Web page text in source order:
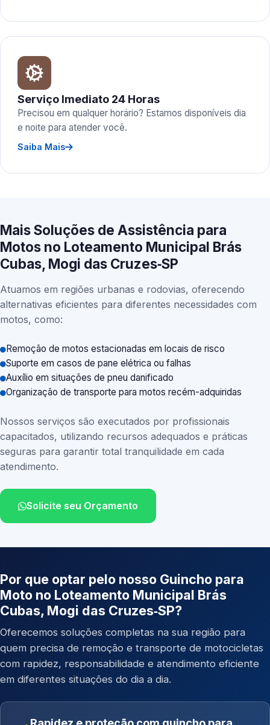
Serviço Imediato 24 Horas
Precisou em qualquer horário? Estamos disponíveis dia
e noite para atender você.
Saiba Mais
Mais Soluções de Assistência para
Motos no Loteamento Municipal Brás
Cubas, Mogi das Cruzes‑SP
Atuamos em regiões urbanas e rodovias, oferecendo
alternativas eficientes para diferentes necessidades com
motos, como:
Remoção de motos estacionadas em locais de risco
Suporte em casos de pane elétrica ou falhas
Auxílio em situações de pneu danificado
Organização de transporte para motos recém-adquiridas
Nossos serviços são executados por profissionais
capacitados, utilizando recursos adequados e práticas
seguras para garantir total tranquilidade em cada
atendimento.
Solicite seu Orçamento
Por que optar pelo nosso Guincho para
Moto no Loteamento Municipal Brás
Cubas, Mogi das Cruzes‑SP?
Oferecemos soluções completas na sua região para
quem precisa de remoção e transporte de motocicletas
com rapidez, responsabilidade e atendimento eficiente
em diferentes situações do dia a dia.